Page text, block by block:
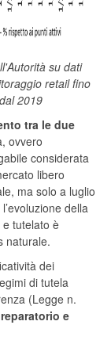
su dati
retail fino
2019
tra le due
ovvero
considerata
libero
ma solo a luglio
della
tutelato è
naturale.
dei
di tutela
(Legge n.
e